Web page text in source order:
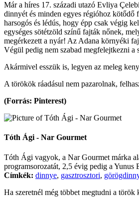
Már a híres 17. századi utazó Evliya
dinnyét és minden egyes régióhoz kötődő
harsogós és lédús, hogy épp csak végig
egységes sötétzöld színű fajták nőnek,
megérkezett a nyár! Az Adana környéki
Végül pedig nem szabad megfelejtkezni
Akármivel esszük is, legyen az meleg
A törökök ráadásul nem pazarolnak,
(Forrás: Pinterest)
Tóth Ági - Nar Gourmet
Tóth Ági vagyok, a Nar Gourmet márka
programsorozatát, 2,5 évig pedig a
Címkék: dinnye, gasztrosztori,
Ha szeretnél még többet megtudni a